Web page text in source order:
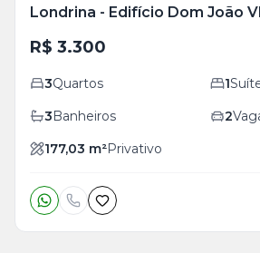
Londrina - Edifício Dom João VI
R$ 3.300
3Quartos 1
3Banheiros 2
177,03 m²Privativo